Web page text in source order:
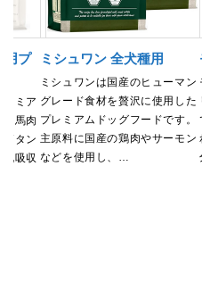
用プ
ミア
馬肉
タン
吸収
ミシュワン 全犬種用
ミシュワンは国産のヒューマン
グレード食材を贅沢に使用した
プレミアムドッグフードです。
主原料に国産の鶏肉やサーモン
などを使用し、…